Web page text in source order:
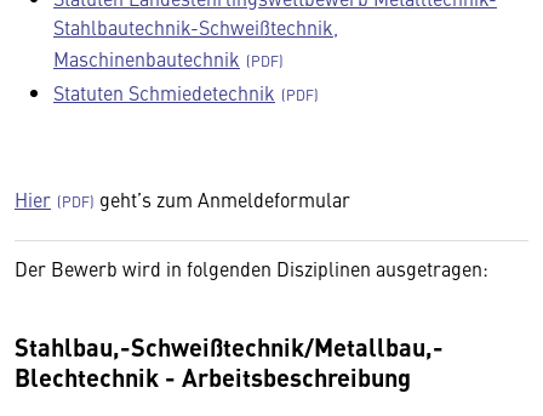
Stahlbautechnik-Schweißtechnik,
Maschinenbautechnik
Statuten Schmiedetechnik
Hier geht’s zum Anmeldeformular
Der Bewerb wird in folgenden Disziplinen ausgetragen:
Stahlbau,-Schweißtechnik/Metallbau,-
Blechtechnik - Arbeitsbeschreibung